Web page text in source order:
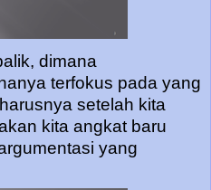
dimana
terfokus pada yang
setelah kita
kita angkat baru
yang